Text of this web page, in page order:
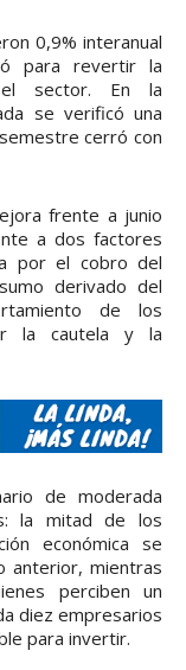
0,9% interanual
para revertir la
el sector. En la
se verificó una
cerró con
frente a junio
a dos factores
por el cobro del
derivado del
de los
la cautela y la
de moderada
la mitad de los
económica se
anterior, mientras
perciben un
diez empresarios
para invertir.